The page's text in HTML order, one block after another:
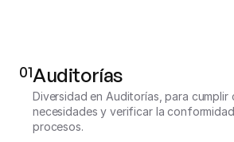
01Auditorías
Diversidad en Auditorías, para cumplir
necesidades y verificar la
procesos.